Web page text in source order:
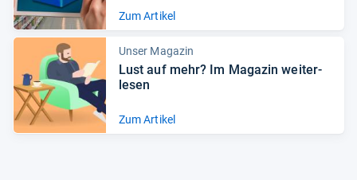
Zum Artikel
Unser Magazin
Lust auf mehr? Im Maga­zin wei­ter­
le­sen
Zum Artikel